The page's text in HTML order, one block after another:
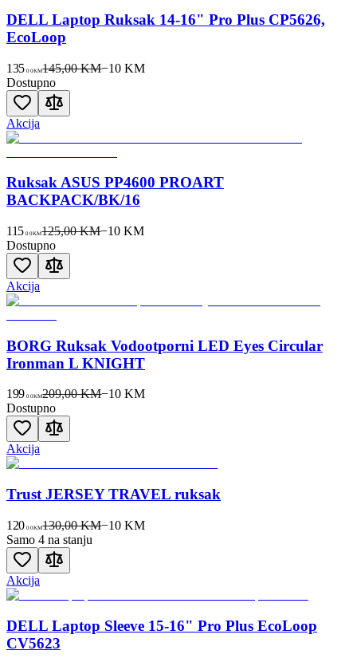
DELL Laptop Ruksak 14-16" Pro Plus CP5626,
EcoLoop
135 00KM145,00 KM−10 KM
Dostupno
Akcija
Ruksak ASUS PP4600 PROART
BACKPACK/BK/16
115 00KM125,00 KM−10 KM
Dostupno
Akcija
BORG Ruksak Vodootporni LED Eyes Circular
Ironman L KNIGHT
199 00KM209,00 KM−10 KM
Dostupno
Akcija
Trust JERSEY TRAVEL ruksak
120 00KM130,00 KM−10 KM
Samo 4 na stanju
Akcija
DELL Laptop Sleeve 15-16" Pro Plus EcoLoop
CV5623